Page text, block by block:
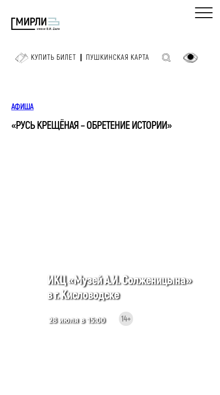
КУПИТЬ БИЛЕТ ПУШКИНСКАЯ КАРТА
АФИША
«РУСЬ КРЕЩЁНАЯ – ОБРЕТЕНИЕ ИСТОРИИ»
ИКЦ «Музей А.И. Солженицына»
в г. Кисловодске
28 июля в 15:00 14+